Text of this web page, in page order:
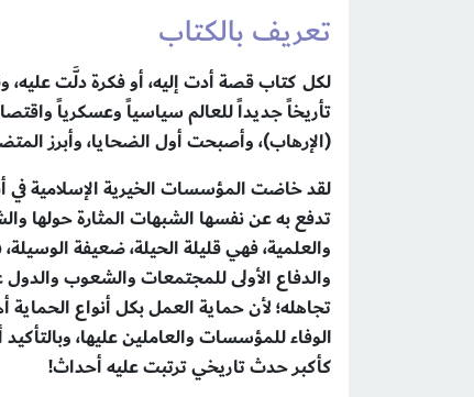
تعريف بالكتاب
تأريخاً جديداً للعالم سياسياً وعسكرياً
(الإرهاب)، وأصبحت أول الضحايا، وأبرز
لقد خاضت المؤسسات الخيرية الإسلامية في
تدفع به عن نفسها الشبهات المثارة حولها
والعلمية، فهي قليلة الحيلة، ضعيفة
والدفاع الأولى للمجتمعات والشعوب والدول
تجاهله؛ لأن حماية العمل بكل أنواع
كأكبر حدث تاريخي ترتبت عليه أحداث!